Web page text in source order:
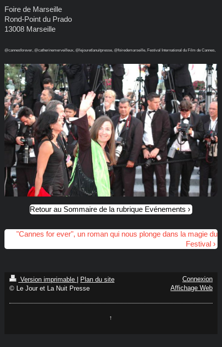
Foire de Marseille
Rond-Point du Prado
13008 Marseille
@cannesforever, @catherinemerveilleux, @lejouretlanuitpresse, @foiredemarseille, Festival International du Film de Cannes,
Retour au Sommaire de la rubrique Evénements
"Cannes for ever", un roman qui nous plonge dans la magie du
Festival
Version imprimable | Plan du site
© Le Jour et La Nuit Presse
Connexion
Affichage Web
↑